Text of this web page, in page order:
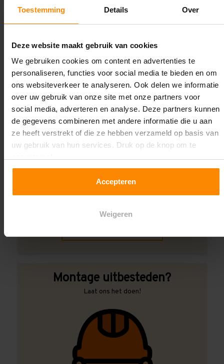
Toestemming Details Over
Deze website maakt gebruik van cookies
We gebruiken cookies om content en advertenties te
personaliseren, functies voor social media te bieden en om
ons websiteverkeer te analyseren. Ook delen we informatie
over uw gebruik van onze site met onze partners voor
social media, adverteren en analyse. Deze partners kunnen
de gegevens combineren met andere informatie die u aan
ze heeft verstrekt of die ze hebben verzameld op basis van
uw gebruik van hun services. Druk op de knop om te
Accepteren
Weigeren
Maximale jukbelasting:
Oplossing op maat nodig?
Wij kunnen je helpen!
draagkrachten? Speciale uitvoeringen? Onze
experts werken het graag uit! Maatwerk is onze
specialiteit!
Montage uitbesteden?
Laat ons het doen!